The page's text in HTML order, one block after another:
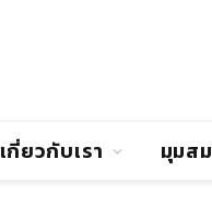
เกี่ยวกับเรา มุมส